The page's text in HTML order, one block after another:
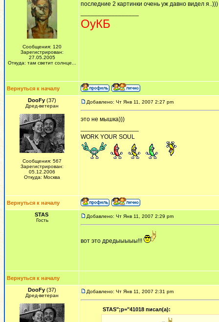
Сообщения: 120
Зарегистрирован:
27.05.2005
Откуда: там светит солнце...
последние 2 картинки очень уж давно видел
ОуКБ
Вернуться к началу
DooFy (37)
Дред-ветеран
Сообщения: 567
Зарегистрирован:
05.12.2006
Откуда: Москва
Добавлено: Чт Янв 11, 2007 2:27 pm
это не мышка)))
WORK YOUR SOUL
Вернуться к началу
STAS
Гость
Добавлено: Чт Янв 11, 2007 2:29 pm
вот это дредыыыыы!!!
Вернуться к началу
DooFy (37)
Дред-ветеран
Добавлено: Чт Янв 11, 2007 2:31 pm
STAS";p="41018 писал(а):